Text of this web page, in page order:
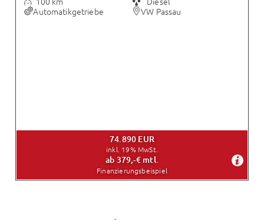
Automatikgetriebe
VW Passau
74.890 EUR
inkl. 19% MwSt.
ab 379,-€ mtl.
Finanzierungsbeispiel